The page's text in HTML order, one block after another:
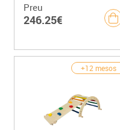
Preu
246.25€
+12 mesos